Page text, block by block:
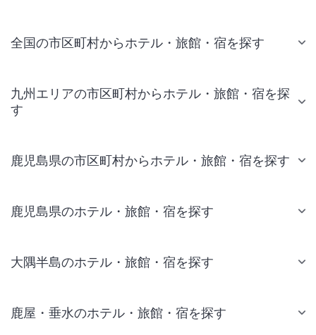
全国の市区町村からホテル・旅館・宿を探す
九州エリアの市区町村からホテル・旅館・宿を探
す
鹿児島県の市区町村からホテル・旅館・宿を探す
鹿児島県のホテル・旅館・宿を探す
大隅半島のホテル・旅館・宿を探す
鹿屋・垂水のホテル・旅館・宿を探す